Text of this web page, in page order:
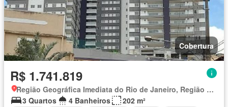
Cobertura
R$ 1.741.819
Região Geográfica Imediata do Rio de Janeiro, Região Metropolitana do Rio de Janeiro
3 Quartos
4 Banheiros
202 m²